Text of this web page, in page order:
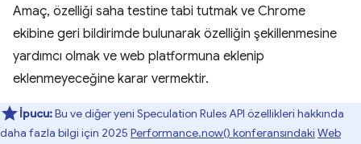
Amaç, özelliği saha testine tabi tutmak ve Chrome
ekibine geri bildirimde bulunarak özelliğin şekillenmesine
yardımcı olmak ve web platformuna eklenip
eklenmeyeceğine karar vermektir.
İpucu:Bu ve diğer yeni Speculation Rules API özellikleri hakkında
daha fazla bilgi için 2025 Performance.now() konferansındaki Web